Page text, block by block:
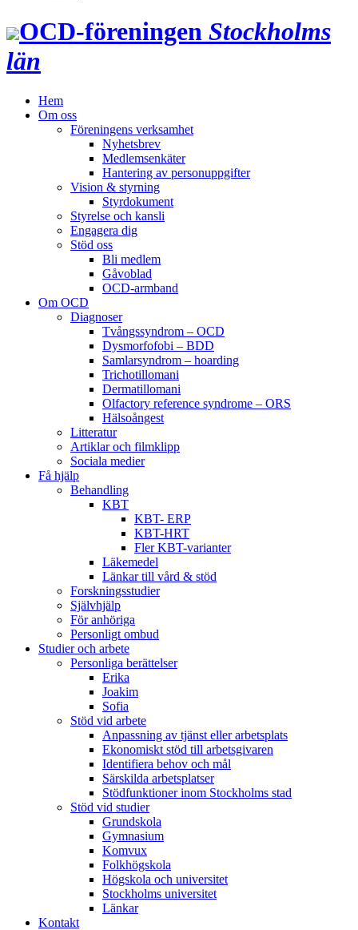
OCD‑föreningen Stockholms
län
Hem
Om oss
Föreningens verksamhet
Nyhetsbrev
Medlemsenkäter
Hantering av personuppgifter
Vision & styrning
Styrdokument
Styrelse och kansli
Engagera dig
Stöd oss
Bli medlem
Gåvoblad
OCD-armband
Om OCD
Diagnoser
Tvångssyndrom – OCD
Dysmorfofobi – BDD
Samlarsyndrom – hoarding
Trichotillomani
Dermatillomani
Olfactory reference syndrome – ORS
Hälsoångest
Litteratur
Artiklar och filmklipp
Sociala medier
Få hjälp
Behandling
KBT
KBT- ERP
KBT-HRT
Fler KBT-varianter
Läkemedel
Länkar till vård & stöd
Forskningsstudier
Självhjälp
För anhöriga
Personligt ombud
Studier och arbete
Personliga berättelser
Erika
Joakim
Sofia
Stöd vid arbete
Anpassning av tjänst eller arbetsplats
Ekonomiskt stöd till arbetsgivaren
Identifiera behov och mål
Särskilda arbetsplatser
Stödfunktioner inom Stockholms stad
Stöd vid studier
Grundskola
Gymnasium
Komvux
Folkhögskola
Högskola och universitet
Stockholms universitet
Länkar
Kontakt